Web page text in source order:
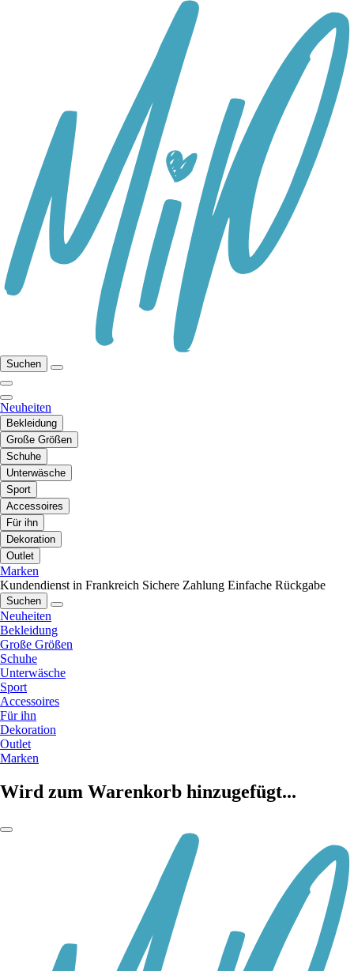
Suchen
Neuheiten
Bekleidung
Große Größen
Schuhe
Unterwäsche
Sport
Accessoires
Für ihn
Dekoration
Outlet
Marken
Kundendienst in Frankreich Sichere Zahlung Einfache Rückgabe
Suchen
Neuheiten
Bekleidung
Große Größen
Schuhe
Unterwäsche
Sport
Accessoires
Für ihn
Dekoration
Outlet
Marken
Wird zum Warenkorb hinzugefügt...